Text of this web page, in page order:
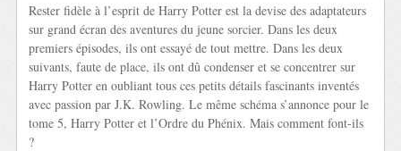
Rester fidèle à l’esprit de Harry Potter est la devise des adaptateurs
sur grand écran des aventures du jeune sorcier. Dans les deux
premiers épisodes, ils ont essayé de tout mettre. Dans les deux
suivants, faute de place, ils ont dû condenser et se concentrer sur
Harry Potter en oubliant tous ces petits détails fascinants inventés
avec passion par J.K. Rowling. Le même schéma s’annonce pour le
tome 5, Harry Potter et l’Ordre du Phénix. Mais comment font-ils
?